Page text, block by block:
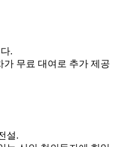
.
무료 대여로 추가 제공
설.